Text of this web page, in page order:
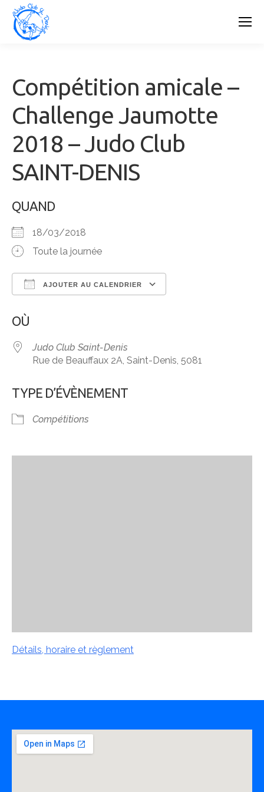
Compétition amicale –
Challenge Jaumotte
2018 – Judo Club
SAINT-DENIS
QUAND
18/03/2018
Toute la journée
AJOUTER AU CALENDRIER
OÙ
Judo Club Saint-Denis
Rue de Beauffaux 2A, Saint-Denis, 5081
TYPE D’ÉVÈNEMENT
Compétitions
Détails, horaire et règlement